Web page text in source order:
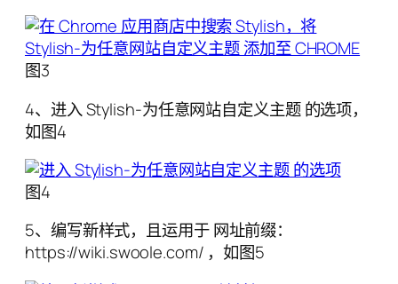
图3
4、进入 Stylish-为任意网站自定义主题 的选项，
如图4
图4
5、编写新样式，且运用于 网址前缀：
https://wiki.swoole.com/ ，如图5